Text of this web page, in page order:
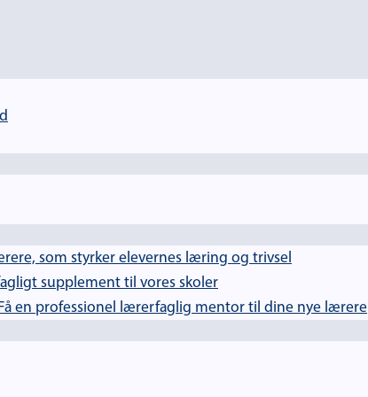
som styrker elevernes læring og trivsel
supplement til vores skoler
Få en professionel lærerfaglig mentor til dine nye lærere